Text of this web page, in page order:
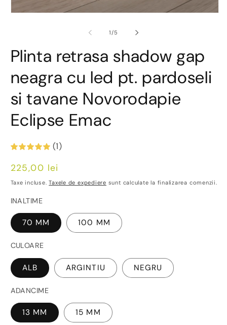
o
fereastră
1/din
5
Plinta retrasa shadow gap
neagra cu led pt. pardoseli
si tavane Novorodapie
Eclipse Emac
(1)
Preț
obișnuit
225,00 lei
Taxe incluse.Taxele de expediere sunt calculate la finalizarea comenzii.
INALTIME
70 MM 100 MM
CULOARE
ALB ARGINTIU NEGRU
ADANCIME
13 MM 15 MM